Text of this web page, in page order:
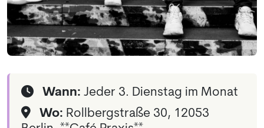
Wann: Jeder 3. Dienstag im Monat
Wo: Rollbergstraße 30, 12053